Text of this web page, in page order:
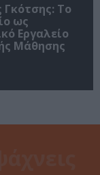
Γκότσης: Το
ως
Εργαλείο
Μάθησης